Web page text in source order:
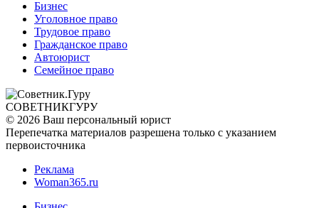
Бизнес
Уголовное право
Трудовое право
Гражданское право
Автоюрист
Семейное право
СОВЕТНИКГУРУ
© 2026 Ваш персональный юрист
Перепечатка материалов разрешена только с указанием
первоисточника
Реклама
Woman365.ru